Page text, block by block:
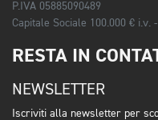
P.IVA 05885090489
Capitale Sociale 100.000 € i.v.
RESTA IN
NEWSLETTER
Iscriviti alla newsletter per